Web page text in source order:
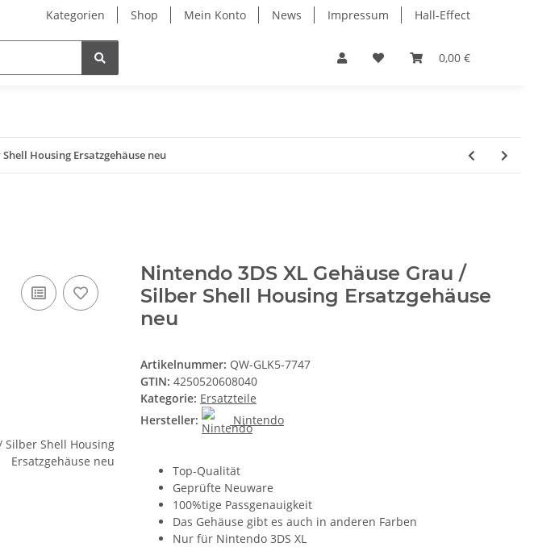
Kategorien Shop Mein Konto News Impressum Hall-Effect
0,00 €
Housing Ersatzgehäuse neu
Nintendo 3DS XL Gehäuse Grau /
Silber Shell Housing Ersatzgehäuse
neu
Artikelnummer: QW-GLK5-7747
GTIN: 4250520608040
Kategorie: Ersatzteile
Hersteller:
Nintendo
Top-Qualität
Geprüfte Neuware
100%tige Passgenauigkeit
Das Gehäuse gibt es auch in anderen Farben
Nur für Nintendo 3DS XL